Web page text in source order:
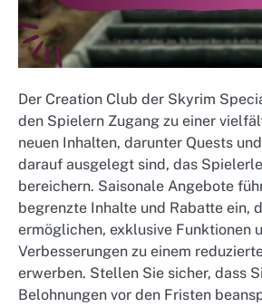
Der Creation Club der Skyrim
den Spielern Zugang zu einer
neuen Inhalten, darunter Quests
darauf ausgelegt sind, das
bereichern. Saisonale Angebote
begrenzte Inhalte und Rabatte ein,
ermöglichen, exklusive Funktionen
Verbesserungen zu einem
erwerben. Stellen Sie sicher, dass
Belohnungen vor den Fristen